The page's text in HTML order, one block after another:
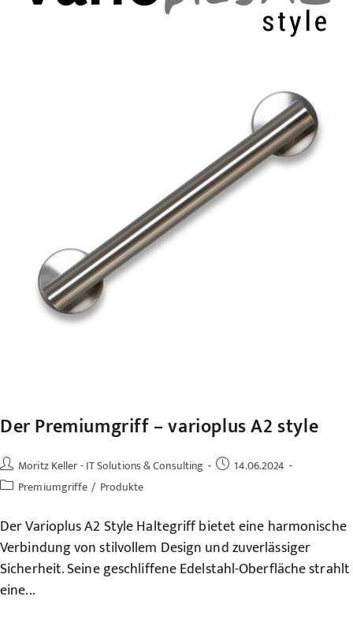
Der Premiumgriff – varioplus A2 style
Beitrags-
Autor:
Moritz Keller - IT Solutions & Consulting
Beitrag14.06.2024
Beitrags-Premiumgriffe / Produkte
Der Varioplus A2 Style Haltegriff bietet eine harmonische
Verbindung von stilvollem Design und zuverlässiger
Sicherheit. Seine geschliffene Edelstahl-Oberfläche strahlt
eine...